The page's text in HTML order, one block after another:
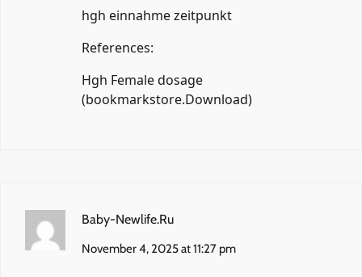
hgh einnahme zeitpunkt
References:
Hgh Female dosage
(bookmarkstore.Download)
Baby-Newlife.Ru
November 4, 2025 at 11:27 pm